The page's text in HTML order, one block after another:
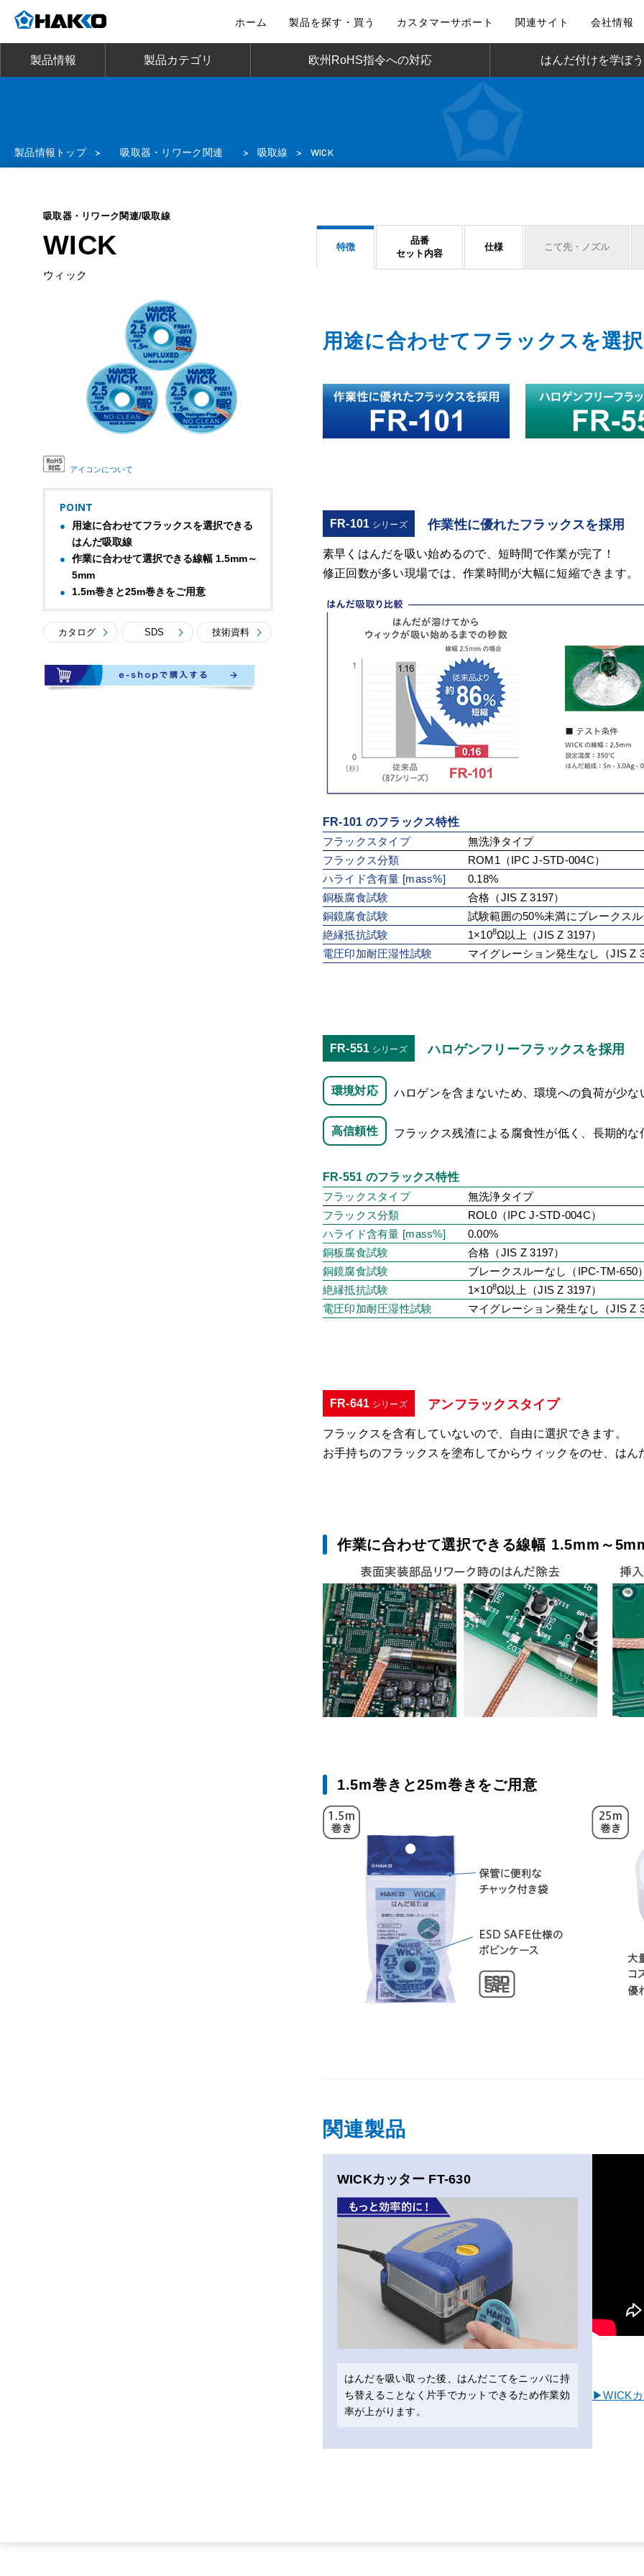
ホーム 製品を探す・買う カスタマーサポート 関連サイト 会社情報
製品情報 製品カテゴリ 欧州RoHS指令への対応 はんだ付けを学ぼう
製品情報トップ > 吸取器・リワーク関連 > 吸取線 > WICK
吸取器・リワーク関連/吸取線
WICK
ウィック
アイコンについて
POINT
用途に合わせてフラックスを選択できる
はんだ吸取線
作業に合わせて選択できる線幅 1.5mm～
5mm
1.5m巻きと25m巻きをご用意
カタログ SDS 技術資料
特徴
品番
セット内容
仕様 こて先・ノズル
用途に合わせてフラックスを選
FR-101 シリーズ 作業性に優れたフラックスを採用
素早くはんだを吸い始めるので、短時間で作業が完了！
修正回数が多い現場では、作業時間が大幅に短縮できます。
FR-101 のフラックス特性
フラックスタイプ
無洗浄タイプ
フラックス分類
ROM1（IPC J-STD-004C）
ハライド含有量 [mass%] 0.18%
銅板腐食試験
合格（JIS Z 3197）
銅鏡腐食試験
試験範囲の50%未満にブレークスル
絶縁抵抗試験
1×108Ω以上（JIS Z 3197）
電圧印加耐圧湿性試験
マイグレーション発生なし（JIS Z
FR-551 シリーズ ハロゲンフリーフラックスを採用
環境対応 ハロゲンを含まないため、環境への負荷が少な
高信頼性 フラックス残渣による腐食性が低く、長期的な
FR-551 のフラックス特性
フラックスタイプ
無洗浄タイプ
フラックス分類
ROL0（IPC J-STD-004C）
ハライド含有量 [mass%] 0.00%
銅板腐食試験
合格（JIS Z 3197）
銅鏡腐食試験
ブレークスルーなし（IPC-TM-650）
絶縁抵抗試験
1×108Ω以上（JIS Z 3197）
電圧印加耐圧湿性試験
マイグレーション発生なし（JIS Z
FR-641 シリーズ アンフラックスタイプ
フラックスを含有していないので、自由に選択できます。
お手持ちのフラックスを塗布してからウィックをのせ、はん
作業に合わせて選択できる線幅 1.5mm～
1.5m巻きと25m巻きをご用意
関連製品
WICKカッター FT-630
はんだを吸い取った後、はんだこてをニッパに持
ち替えることなく片手でカットできるため作業効
率が上がります。
▶WICKカ